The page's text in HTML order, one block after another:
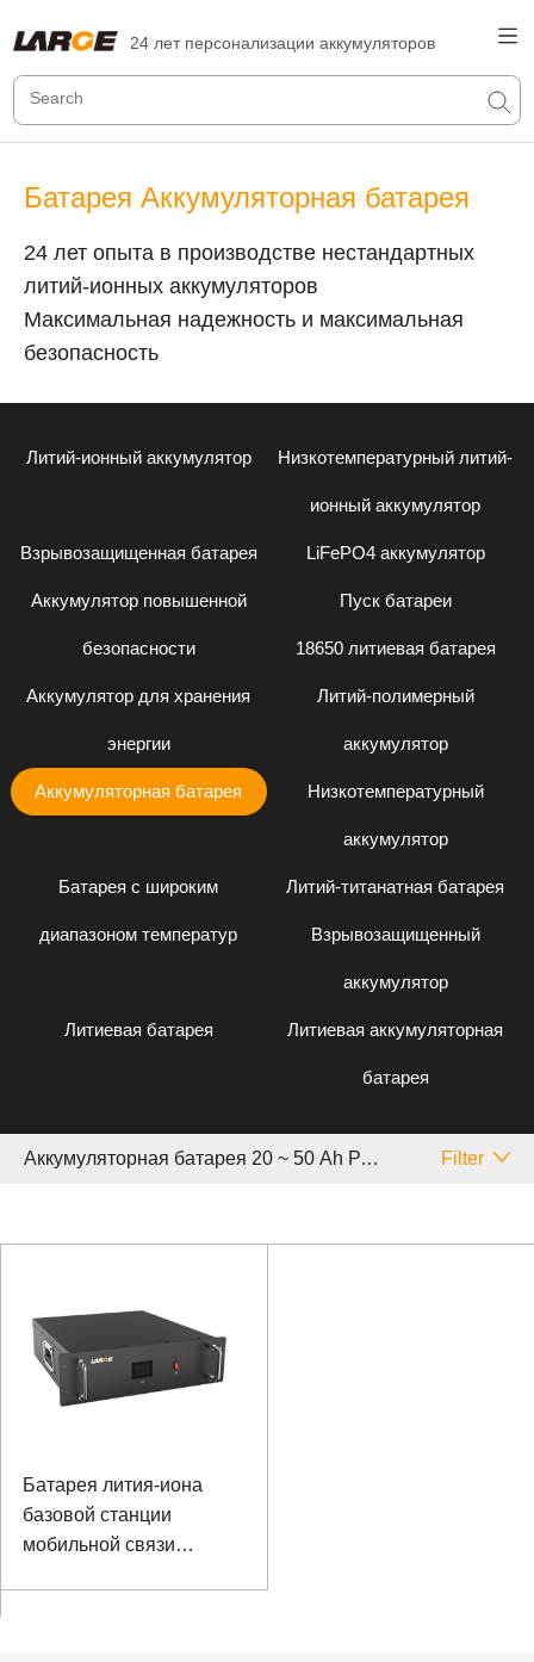
24 лет персонализации аккумуляторов
Батарея Аккумуляторная батарея
24 лет опыта в производстве нестандартных
литий-ионных аккумуляторов
Максимальная надежность и максимальная
безопасность
Литий-ионный аккумулятор Низкотемпературный литий-
ионный аккумулятор
Взрывозащищенная батарея LiFePO4 аккумулятор
Аккумулятор повышенной
безопасности
Пуск батареи
18650 литиевая батарея
Аккумулятор для хранения
энергии
Литий-полимерный
аккумулятор
Аккумуляторная батарея Низкотемпературный
аккумулятор
Батарея с широким
диапазоном температур
Литий-титанатная батарея
Взрывозащищенный
аккумулятор
Литиевая батарея Литиевая аккумуляторная
батарея
Аккумуляторная батарея 20 ~ 50 Аh Резервное копирование Filter
Батарея лития-иона
базовой станции
мобильной связи